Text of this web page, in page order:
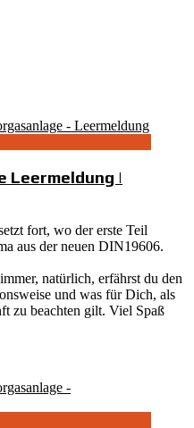
Leermeldung |
fort, wo der erste Teil
aus der neuen DIN19606.
natürlich, erfährst du den
und was für Dich, als
zu beachten gilt. Viel Spaß